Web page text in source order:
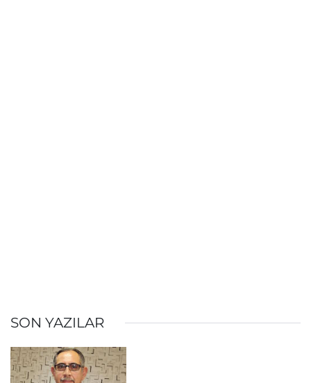
SON YAZILAR